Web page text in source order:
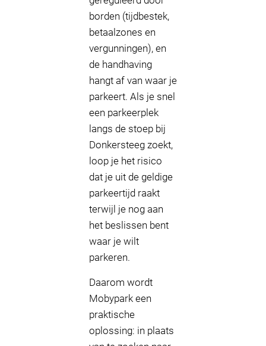
borden (tijdbestek,
betaalzones en
vergunningen), en
de handhaving
hangt af van waar je
parkeert. Als je snel
een parkeerplek
langs de stoep bij
Donkersteeg zoekt,
loop je het risico
dat je uit de geldige
parkeertijd raakt
terwijl je nog aan
het beslissen bent
waar je wilt
parkeren.
Daarom wordt
Mobypark een
praktische
oplossing: in plaats